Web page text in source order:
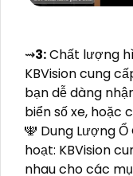
⇝3:Chất lượng
KBVision cung
bạn dễ dàng
biển số xe, hoặc
🕎 Dung Lượng
hoạt: KBVision
nhau cho các